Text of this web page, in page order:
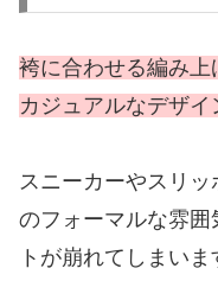
袴に合わせる編み上
カジュアルなデザイ
スニーカーやスリ
のフォーマルな雰
トが崩れてしまい